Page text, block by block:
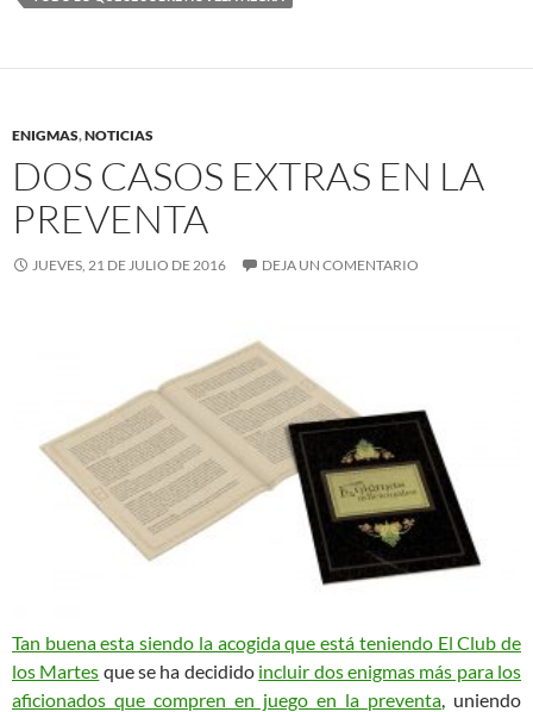
ENIGMAS,NOTICIAS
DOS CASOS EXTRAS EN LA
PREVENTA
JUEVES, 21 DE JULIO DE 2016 DEJA UN COMENTARIO
Tan buena esta siendo la acogida que está teniendo El Club de
los Martes que se ha decidido incluir dos enigmas más para los
aficionados que compren en juego en la preventa, uniendo